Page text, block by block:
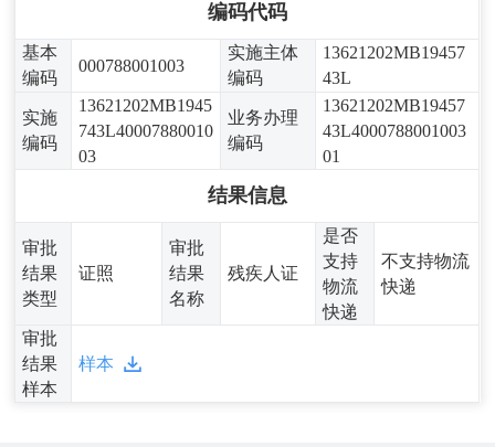
编码代码
基本
编码
000788001003
实施主体
编码
13621202MB19457
43L
实施
编码
13621202MB1945
743L40007880010
03
业务办理
编码
13621202MB19457
43L4000788001003
01
结果信息
审批
结果
类型
证照
审批
结果
名称
残疾人证
是否
支持
物流
快递
不支持物流
快递
审批
结果
样本
样本